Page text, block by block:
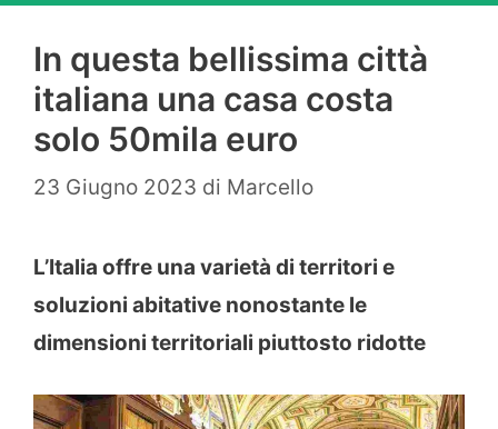
In questa bellissima città
italiana una casa costa
solo 50mila euro
23 Giugno 2023 di Marcello
L’Italia offre una varietà di territori e
soluzioni abitative nonostante le
dimensioni territoriali piuttosto ridotte